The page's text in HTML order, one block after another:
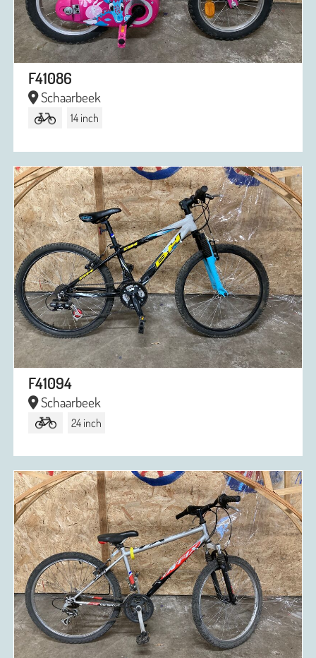
F41086
Schaarbeek
14 inch
F41094
Schaarbeek
24 inch